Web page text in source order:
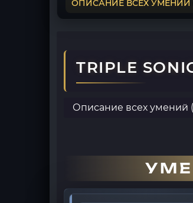
ОПИСАНИЕ ВСЕХ УМЕНИЙ
TRIPLE
Описание всех умений